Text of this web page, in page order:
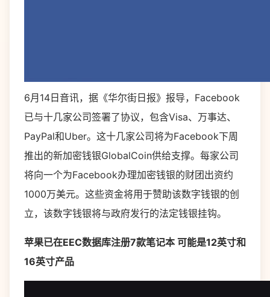
6月14日音讯，据《华尔街日报》报导，Facebook
已与十几家公司签署了协议，包含Visa、万事达、
PayPal和Uber。这十几家公司将为Facebook下周
推出的新加密钱银GlobalCoin供给支撑。每家公司
将向一个为Facebook办理加密钱银的财团出资约
1000万美元。这些资金将用于赞助该数字钱银的创
立，该数字钱银将与政府发行的法定钱银挂钩。
苹果已在EEC数据库注册7款笔记本 可能是12英寸和
16英寸产品